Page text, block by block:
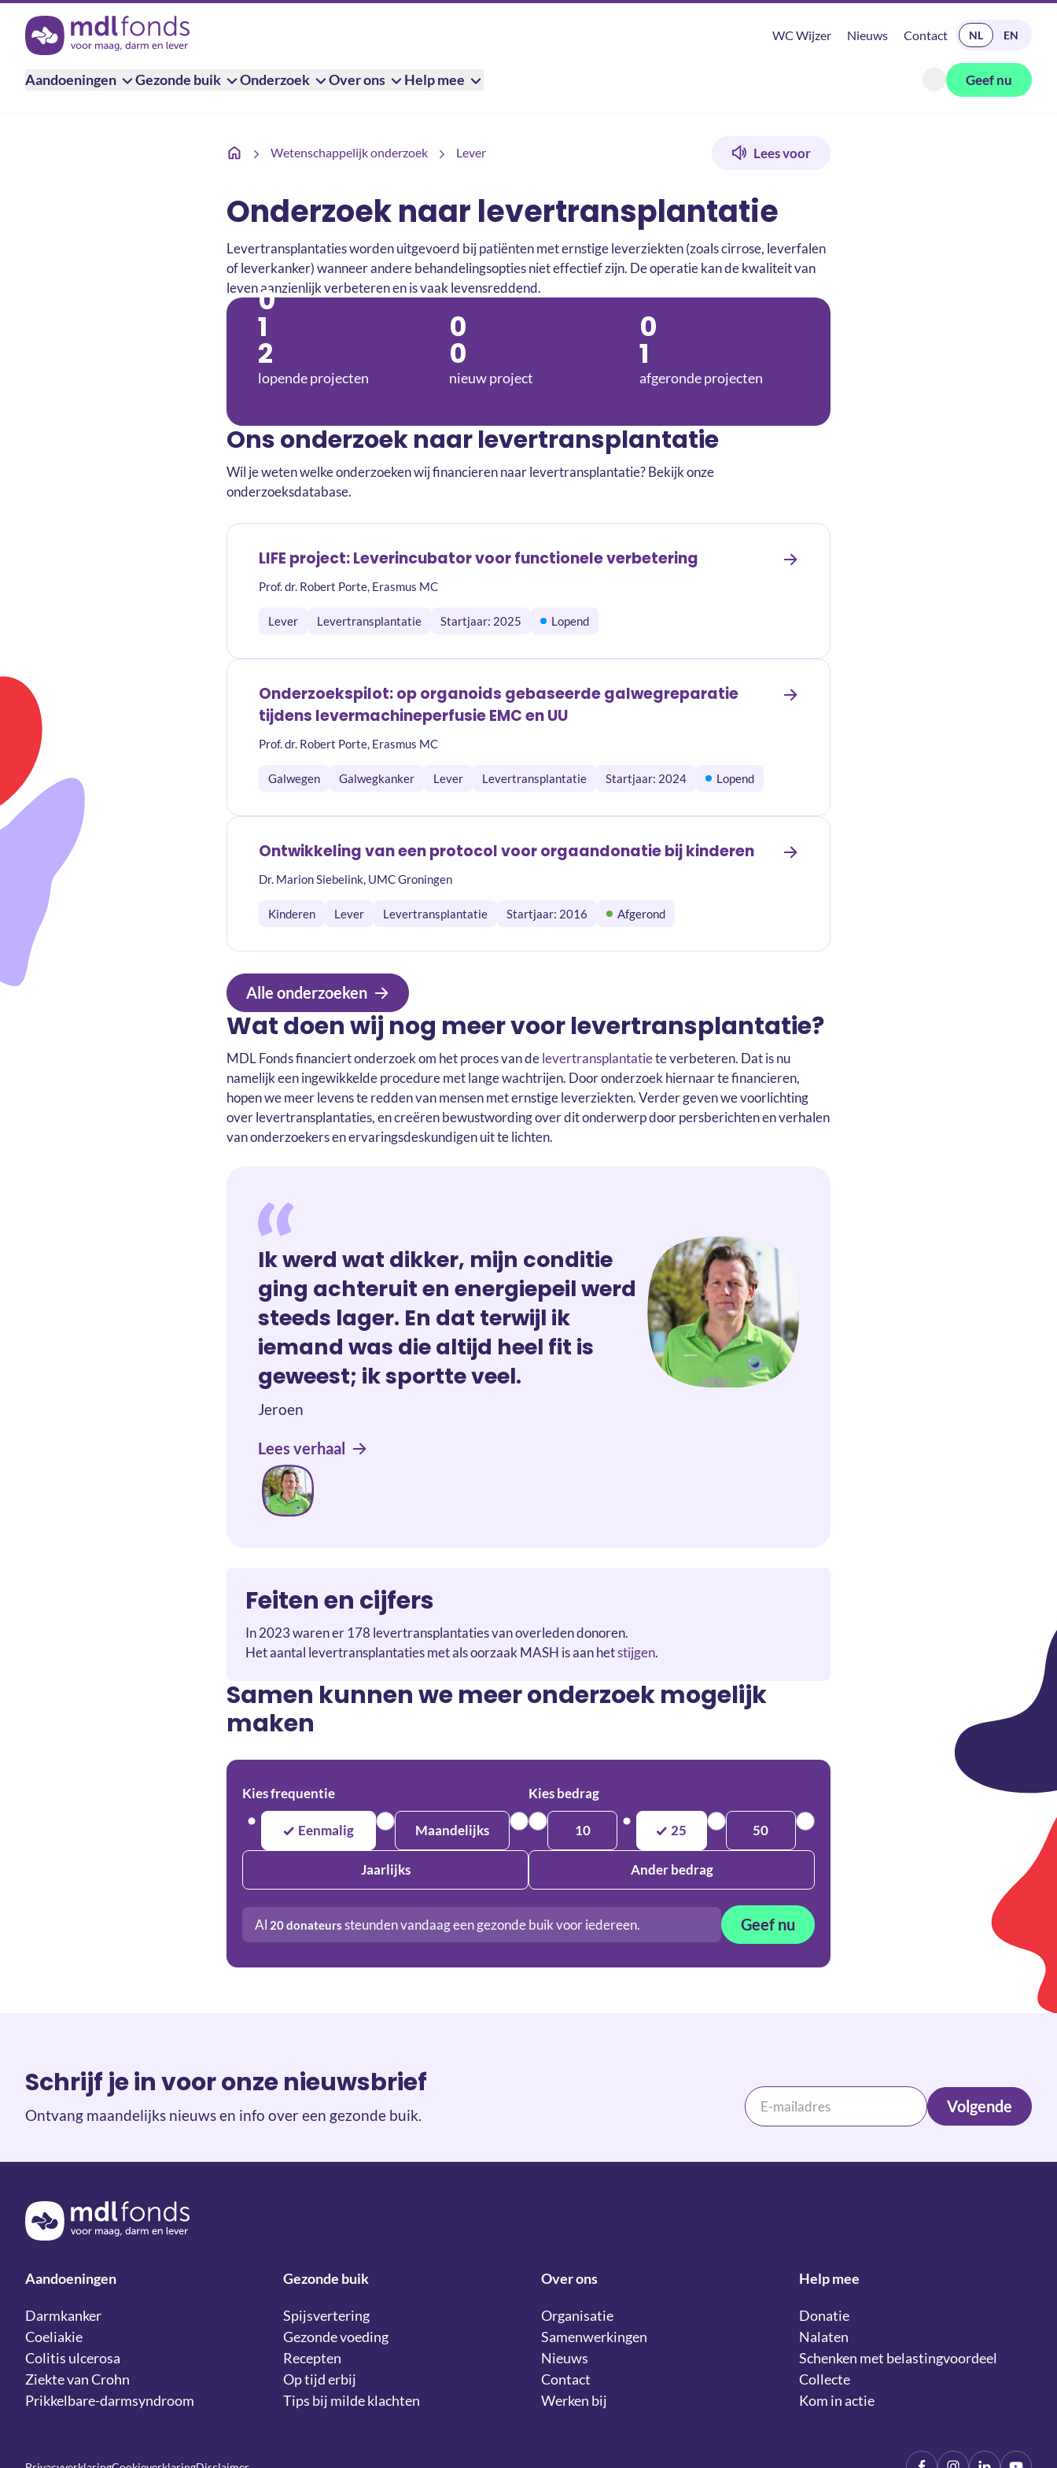
Terug naar de homepage
WC Wijzer Nieuws Contact READ IN ENGLISH
NL EN
Aandoeningen Gezonde buik Onderzoek Over ons Help mee
Zoeken openen
Geef nu
Wetenschappelijk onderzoek Lever
Blindedarmontsteking
Lees voor
Onderzoek naar levertransplantatie
Levertransplantaties worden uitgevoerd bij patiënten met ernstige leverziekten (zoals cirrose, leverfalen
of leverkanker) wanneer andere behandelingsopties niet effectief zijn. De operatie kan de kwaliteit van
leven aanzienlijk verbeteren en is vaak levensreddend.
0
1
2
lopende projecten
0
0
nieuw project
0
1
afgeronde projecten
Ons onderzoek naar levertransplantatie
Wil je weten welke onderzoeken wij financieren naar levertransplantatie? Bekijk onze
onderzoeksdatabase.
LIFE project: Leverincubator voor functionele verbetering
Prof. dr. Robert Porte, Erasmus MC
Lever Levertransplantatie Startjaar: 2025 Lopend
Onderzoekspilot: op organoids gebaseerde galwegreparatie
tijdens levermachineperfusie EMC en UU
Prof. dr. Robert Porte, Erasmus MC
Galwegen Galwegkanker Lever Levertransplantatie Startjaar: 2024 Lopend
Ontwikkeling van een protocol voor orgaandonatie bij kinderen
Dr. Marion Siebelink, UMC Groningen
Kinderen Lever Levertransplantatie Startjaar: 2016 Afgerond
Alle onderzoeken
Wat doen wij nog meer voor levertransplantatie?
MDL Fonds financiert onderzoek om het proces van delevertransplantatiete verbeteren. Dat is nu
namelijk een ingewikkelde procedure met lange wachtrijen. Door onderzoek hiernaar te financieren,
hopen we meer levens te redden van mensen met ernstige leverziekten. Verder geven we voorlichting
over levertransplantaties, en creëren bewustwording over dit onderwerp door persberichten en verhalen
van onderzoekers en ervaringsdeskundigen uit te lichten.
Ik werd wat dikker, mijn conditie
ging achteruit en energiepeil werd
steeds lager. En dat terwijl ik
iemand was die altijd heel fit is
geweest; ik sportte veel.
Jeroen
Lees verhaal
Feiten en cijfers
In 2023 waren er 178 levertransplantaties van overleden donoren.
Het aantal levertransplantaties met als oorzaak MASH is aan hetstijgen.
Samen kunnen we meer onderzoek mogelijk
maken
Kies frequentie
Eenmalig Maandelijks
Jaarlijks
Kies bedrag
10 25 50
Ander bedrag
Al 20donateurs steunden vandaag een gezonde buik voor iedereen. Geef nu
Schrijf je in voor onze nieuwsbrief
Ontvang maandelijks nieuws en info over een gezonde buik. Volgende
Terug naar de homepage
Aandoeningen
Darmkanker
Coeliakie
Colitis ulcerosa
Ziekte van Crohn
Prikkelbare-darmsyndroom
Gezonde buik
Spijsvertering
Gezonde voeding
Recepten
Op tijd erbij
Tips bij milde klachten
Over ons
Organisatie
Samenwerkingen
Nieuws
Contact
Werken bij
Help mee
Donatie
Nalaten
Schenken met belastingvoordeel
Collecte
Kom in actie